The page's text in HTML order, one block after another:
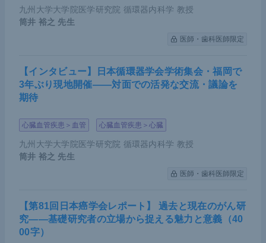
九州大学大学院医学研究院 循環器内科学 教授
筒井 裕之 先生
医師・歯科医師限定
【インタビュー】日本循環器学会学術集会・福岡で
3年ぶり現地開催――対面での活発な交流・議論を
期待
心臓血管疾患＞血管 心臓血管疾患＞心臓
九州大学大学院医学研究院 循環器内科学 教授
筒井 裕之 先生
医師・歯科医師限定
【第81回日本癌学会レポート】 過去と現在のがん研
究――基礎研究者の立場から捉える魅力と意義（40
00字）